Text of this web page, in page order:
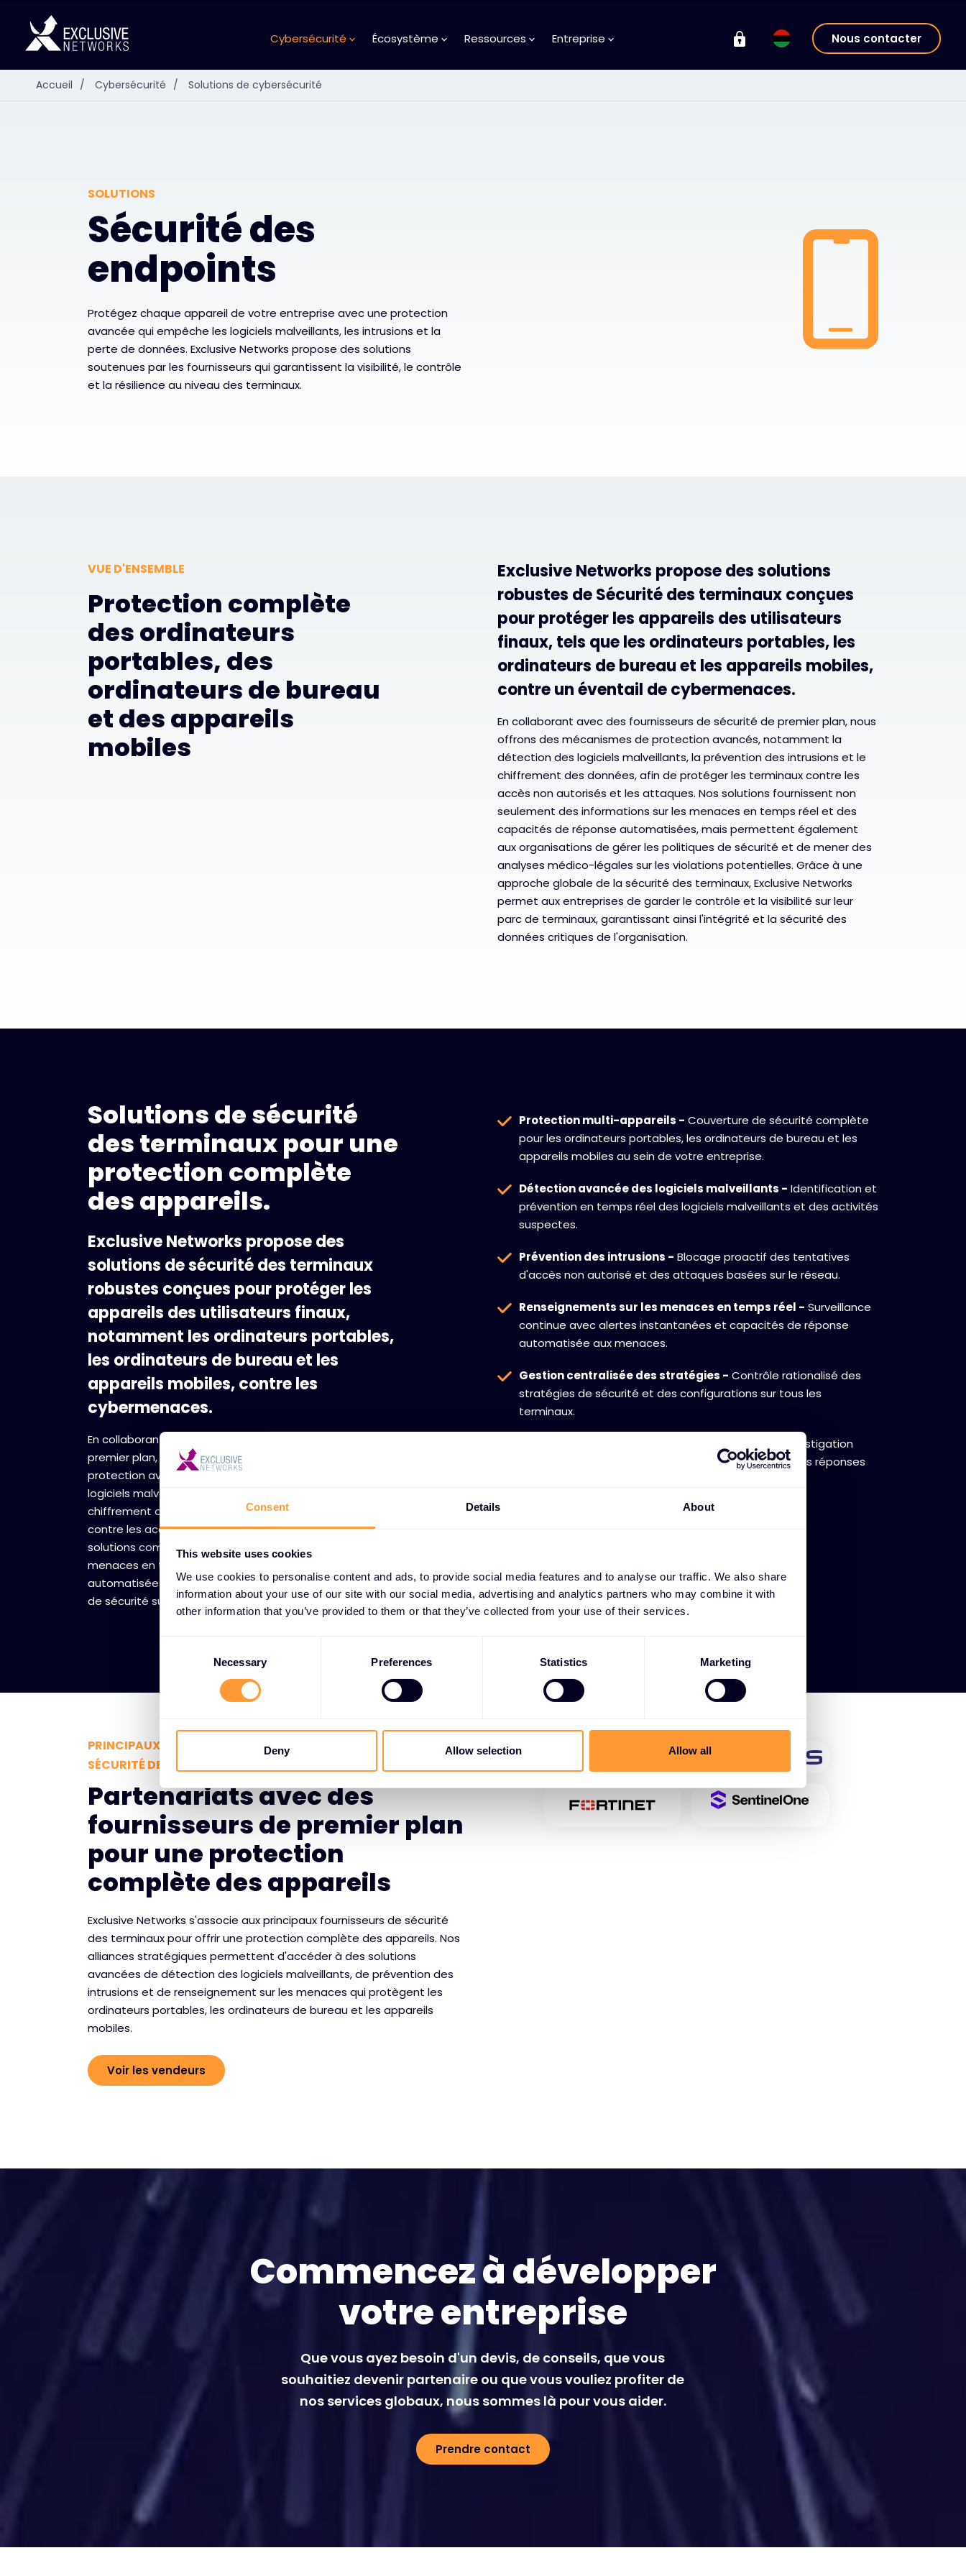
Consent Details About
This website uses cookies
We use cookies to personalise content and ads, to provide social media features and to analyse our traffic. We also share
information about your use of our site with our social media, advertising and analytics partners who may combine it with
other information that you’ve provided to them or that they’ve collected from your use of their services.
s
t
S
e
e
c
t
o
Necessary Preferences Statistics Marketing
Deny Allow selection Allow all
Cybersécurité Écosystème Ressources Entreprise Nous contacter
Accueil / Cybersécurité / Solutions de cybersécurité
SOLUTIONS
Sécurité des
endpoints
Protégez chaque appareil de votre entreprise avec une protection
avancée qui empêche les logiciels malveillants, les intrusions et la
perte de données. Exclusive Networks propose des solutions
soutenues par les fournisseurs qui garantissent la visibilité, le contrôle
et la résilience au niveau des terminaux.
VUE D'ENSEMBLE
Protection complète
des ordinateurs
portables, des
ordinateurs de bureau
et des appareils
mobiles
Exclusive Networks propose des solutions
robustes de Sécurité des terminaux conçues
pour protéger les appareils des utilisateurs
finaux, tels que les ordinateurs portables, les
ordinateurs de bureau et les appareils mobiles,
contre un éventail de cybermenaces.
En collaborant avec des fournisseurs de sécurité de premier plan, nous
offrons des mécanismes de protection avancés, notamment la
détection des logiciels malveillants, la prévention des intrusions et le
chiffrement des données, afin de protéger les terminaux contre les
accès non autorisés et les attaques. Nos solutions fournissent non
seulement des informations sur les menaces en temps réel et des
capacités de réponse automatisées, mais permettent également
aux organisations de gérer les politiques de sécurité et de mener des
analyses médico-légales sur les violations potentielles. Grâce à une
approche globale de la sécurité des terminaux, Exclusive Networks
permet aux entreprises de garder le contrôle et la visibilité sur leur
parc de terminaux, garantissant ainsi l'intégrité et la sécurité des
données critiques de l'organisation.
Solutions de sécurité
des terminaux pour une
protection complète
des appareils.
Exclusive Networks propose des
solutions de sécurité des terminaux
robustes conçues pour protéger les
appareils des utilisateurs finaux,
notamment les ordinateurs portables,
les ordinateurs de bureau et les
appareils mobiles, contre les
cybermenaces.
En collaborant avec des fournisseurs de sécurité de
premier plan, nous offrons des mécanismes de
protection avancés, notamment la détection des
logiciels malveillants, la prévention des intrusions et le
chiffrement des données, afin de protéger les terminaux
contre les accès non autorisés et les attaques. Nos
solutions complètes fournissent des informations sur les
menaces en temps réel, des capacités de réponse
automatisées et une gestion centralisée des politiques
de sécurité sur l'ensemble de votre parc d'appareils.
Protection multi-appareils - Couverture de sécurité complète
pour les ordinateurs portables, les ordinateurs de bureau et les
appareils mobiles au sein de votre entreprise.
Détection avancée des logiciels malveillants - Identification et
prévention en temps réel des logiciels malveillants et des activités
suspectes.
Prévention des intrusions - Blocage proactif des tentatives
d'accès non autorisé et des attaques basées sur le réseau.
Renseignements sur les menaces en temps réel - Surveillance
continue avec alertes instantanées et capacités de réponse
automatisée aux menaces.
Gestion centralisée des stratégies - Contrôle rationalisé des
stratégies de sécurité et des configurations sur tous les
terminaux.
Outils d'investigation
détaillés pour l'analyse des violations et la gestion des réponses
PRINCIPAUX PARTENAIRES TECHNOLOGIQUES EN MATIÈRE DE
SÉCURITÉ DES TERMINAUX
Partenariats avec des
fournisseurs de premier plan
pour une protection
complète des appareils
Exclusive Networks s'associe aux principaux fournisseurs de sécurité
des terminaux pour offrir une protection complète des appareils. Nos
alliances stratégiques permettent d'accéder à des solutions
avancées de détection des logiciels malveillants, de prévention des
intrusions et de renseignement sur les menaces qui protègent les
ordinateurs portables, les ordinateurs de bureau et les appareils
mobiles.
Voir les vendeurs
Commencez à développer
votre entreprise
Que vous ayez besoin d'un devis, de conseils, que vous
souhaitiez devenir partenaire ou que vous vouliez profiter de
nos services globaux, nous sommes là pour vous aider.
Prendre contact